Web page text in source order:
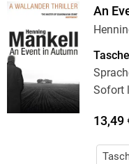
An
Sofort
13,49